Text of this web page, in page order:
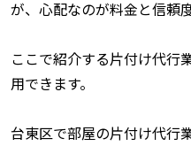
が、心配なのが料金と信頼度
ここで紹介する片付け代行
用できます。
台東区で部屋の片付け代行